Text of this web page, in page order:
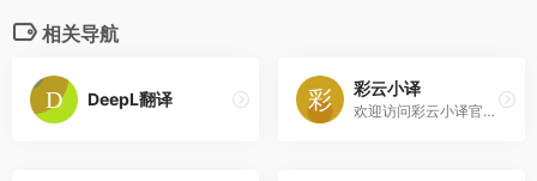
相关导航
DeepL翻译
彩云小译
欢迎访问彩云小译官网！我们提供高效准确的在线翻译工具，包括文字翻译、文档翻译、网页翻译、术语库、浏览器插件和双语对照服务。借助先进的人工智能技术，彩云小译能够满足您的多语言沟通需求。